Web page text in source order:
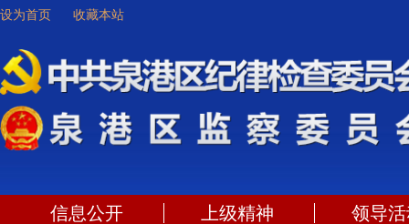
设为首页 收藏本站
信息公开 上级精神 领导